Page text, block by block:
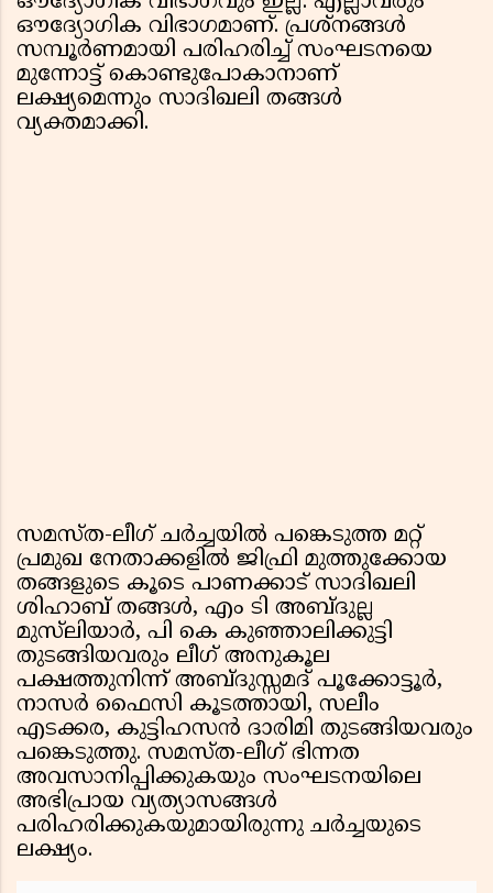
ഔദ്യോഗിക വിഭാഗമാണ്. പ്രശ്‌നങ്ങൾ
സമ്പൂർണമായി പരിഹരിച്ച് സംഘടനയെ
മുന്നോട്ട് കൊണ്ടുപോകാനാണ്
ലക്ഷ്യമെന്നും സാദിഖലി തങ്ങൾ
വ്യക്തമാക്കി.
സമസ്ത-ലീഗ് ചർച്ചയിൽ പങ്കെടുത്ത മറ്റ്
പ്രമുഖ നേതാക്കളിൽ ജിഫ്രി മുത്തുക്കോയ
തങ്ങളുടെ കൂടെ പാണക്കാട് സാദിഖലി
ശിഹാബ് തങ്ങൾ, എം ടി അബ്ദുല്ല
മുസ്‌ലിയാർ, പി കെ കുഞ്ഞാലിക്കുട്ടി
തുടങ്ങിയവരും ലീഗ് അനുകൂല
പക്ഷത്തുനിന്ന് അബ്ദുസ്സമദ് പൂക്കോട്ടൂർ,
നാസർ ഫൈസി കൂടത്തായി, സലീം
എടക്കര, കുട്ടിഹസൻ ദാരിമി തുടങ്ങിയവരും
പങ്കെടുത്തു. സമസ്ത-ലീഗ് ഭിന്നത
അവസാനിപ്പിക്കുകയും സംഘടനയിലെ
അഭിപ്രായ വ്യത്യാസങ്ങൾ
പരിഹരിക്കുകയുമായിരുന്നു ചർച്ചയുടെ
ലക്ഷ്യം.